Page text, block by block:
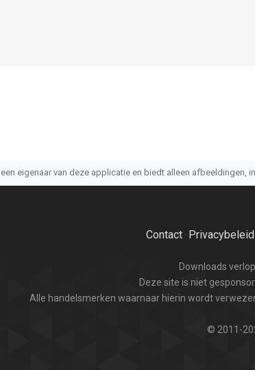
eigenaar van deze applicatie en biedt alleen afbeeldingen,
Contact·
Downloads
Deze site is niet
Alle handelsmerken waarnaar hierin wordt
© 2011-